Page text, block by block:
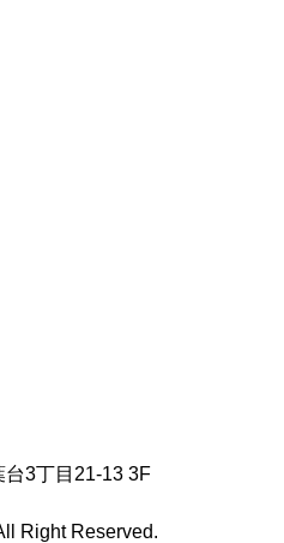
台3丁目21-13 3F
Right Reserved.